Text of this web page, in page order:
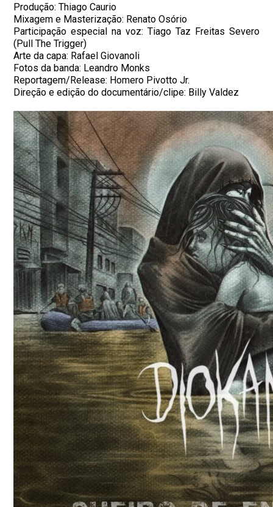
Produção: Thiago Caurio
Mixagem e Masterização: Renato Osório
Participação especial na voz: Tiago Taz Freitas Severo
(Pull The Trigger)
Arte da capa: Rafael Giovanoli
Fotos da banda: Leandro Monks
Reportagem/Release: Homero Pivotto Jr.
Direção e edição do documentário/clipe: Billy Valdez